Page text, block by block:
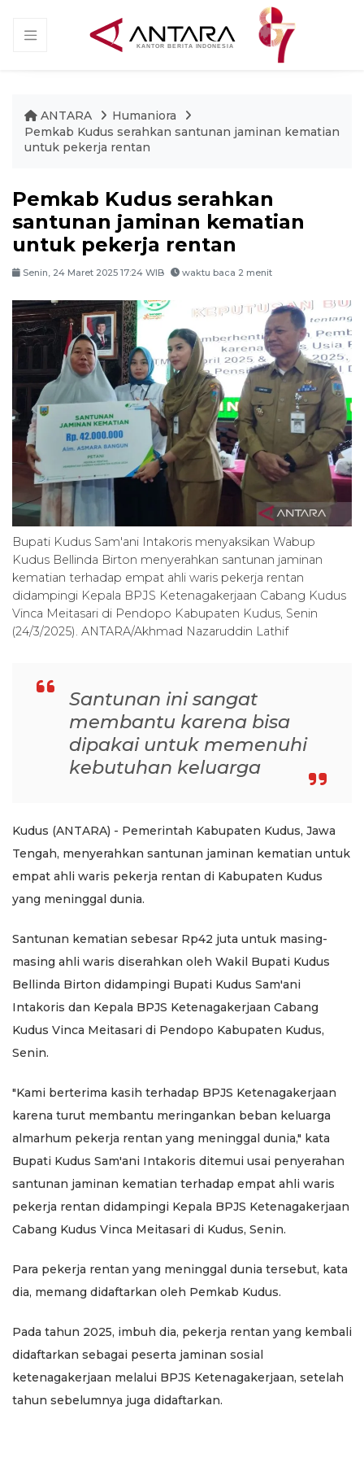
ANTARA
Humaniora
Pemkab Kudus serahkan santunan jaminan kematian
untuk pekerja rentan
Pemkab Kudus serahkan
santunan jaminan kematian
untuk pekerja rentan
Senin, 24 Maret 2025 17:24 WIB waktu baca 2 menit
Bupati Kudus Sam'ani Intakoris menyaksikan Wabup
Kudus Bellinda Birton menyerahkan santunan jaminan
kematian terhadap empat ahli waris pekerja rentan
didampingi Kepala BPJS Ketenagakerjaan Cabang Kudus
Vinca Meitasari di Pendopo Kabupaten Kudus, Senin
(24/3/2025). ANTARA/Akhmad Nazaruddin Lathif
Santunan ini sangat
membantu karena bisa
dipakai untuk memenuhi
kebutuhan keluarga
Kudus (ANTARA) - Pemerintah Kabupaten Kudus, Jawa
Tengah, menyerahkan santunan jaminan kematian untuk
empat ahli waris pekerja rentan di Kabupaten Kudus
yang meninggal dunia.
Santunan kematian sebesar Rp42 juta untuk masing-
masing ahli waris diserahkan oleh Wakil Bupati Kudus
Bellinda Birton didampingi Bupati Kudus Sam'ani
Intakoris dan Kepala BPJS Ketenagakerjaan Cabang
Kudus Vinca Meitasari di Pendopo Kabupaten Kudus,
Senin.
"Kami berterima kasih terhadap BPJS Ketenagakerjaan
karena turut membantu meringankan beban keluarga
almarhum pekerja rentan yang meninggal dunia," kata
Bupati Kudus Sam'ani Intakoris ditemui usai penyerahan
santunan jaminan kematian terhadap empat ahli waris
pekerja rentan didampingi Kepala BPJS Ketenagakerjaan
Cabang Kudus Vinca Meitasari di Kudus, Senin.
Para pekerja rentan yang meninggal dunia tersebut, kata
dia, memang didaftarkan oleh Pemkab Kudus.
Pada tahun 2025, imbuh dia, pekerja rentan yang kembali
didaftarkan sebagai peserta jaminan sosial
ketenagakerjaan melalui BPJS Ketenagakerjaan, setelah
tahun sebelumnya juga didaftarkan.